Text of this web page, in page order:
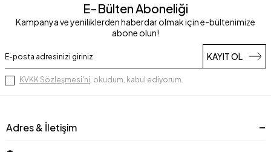
E-Bülten Aboneliği
Kampanya ve yeniliklerden haberdar olmak için e-bültenimize
abone olun!
KAYIT OL
KVKK Sözleşmesi'ni, okudum, kabul ediyorum.
Adres & İletişim